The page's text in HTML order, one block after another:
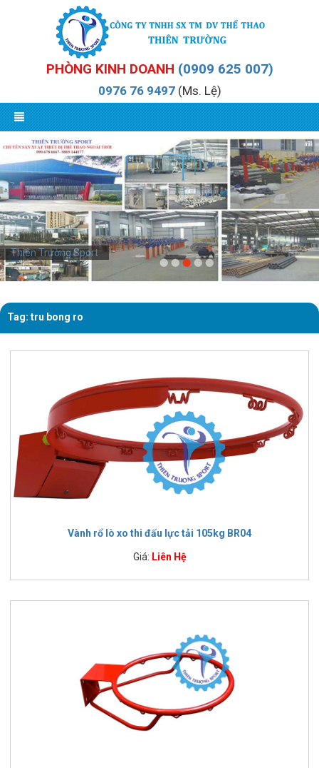
PHÒNG KINH DOANH (0909 625 007)
0976 76 9497(Ms. Lệ)
Thiên Trường Sport
Tag: tru bong ro
Vành rổ lò xo thi đấu lực tải 105kg BR04
Giá: Liên Hệ